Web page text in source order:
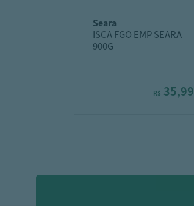
seara
ISCA FGO EMP SEARA
900G
R$ 35,99